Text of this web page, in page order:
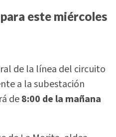
este miércoles
de la línea del circuito
a la subestación
de8:00 de la mañana